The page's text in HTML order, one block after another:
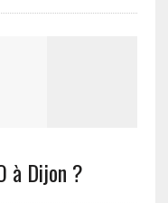
à Dijon ?